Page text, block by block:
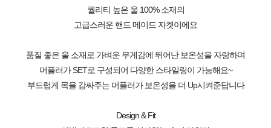
퀄리티 높은 울 100% 소재의
고급스러운 핸드 메이드 자켓이에요
품질 좋은 울 소재로 가벼운 무게감에 뛰어난 보온성을 자랑하며
머플러가 SET로 구성되어 다양한 스타일링이 가능해요~
부드럽게 목을 감싸주는 머플러가 보온성을 더 Up시켜준답니다
Design & Fit